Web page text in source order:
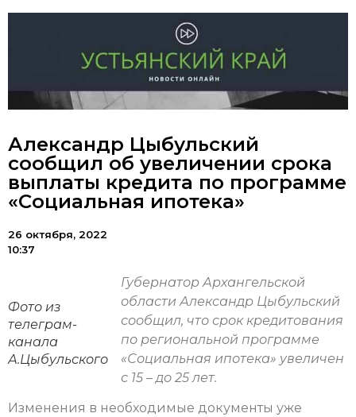
Александр Цыбульский
сообщил об увеличении срока
выплаты кредита по программе
«Социальная ипотека»
26 октября, 2022
10:37
Фото из
телеграм-
канала
А.Цыбульского
Губернатор Архангельской
области Александр Цыбульский
сообщил, что срок кредитования
по региональной программе
«Социальная ипотека» увеличен
с 15 – до 25 лет.
Изменения в необходимые документы уже